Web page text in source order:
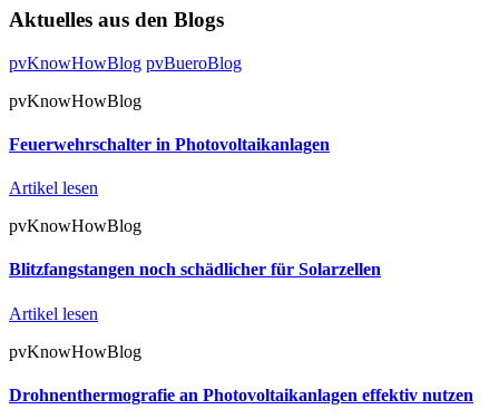
Aktuelles aus den Blogs
pvKnowHowBlog pvBueroBlog
pvKnowHowBlog
Feuerwehrschalter in Photovoltaikanlagen
Artikel lesen
pvKnowHowBlog
Blitzfangstangen noch schädlicher für Solarzellen
Artikel lesen
pvKnowHowBlog
Drohnenthermografie an Photovoltaikanlagen effektiv nutzen